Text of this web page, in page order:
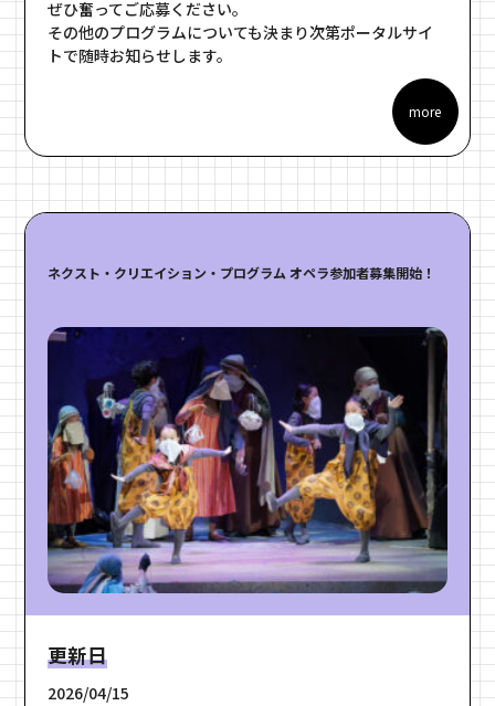
ぜひ奮ってご応募ください。
その他のプログラムについても決まり次第ポータルサイ
トで随時お知らせします。
more
ネクスト・クリエイション・プログラム オペラ参加者募集開始！
更新日
2026/04/15